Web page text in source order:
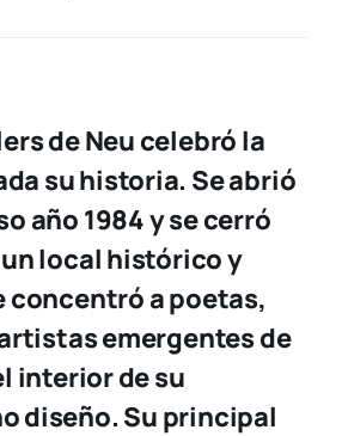
de Neu celebró la
su historia. Se abrió
año 1984 y se cerró
un local histórico y
a poetas,
emergentes de
interior de su
diseño. Su principal